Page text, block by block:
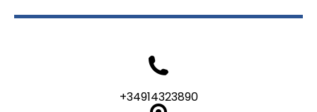
+34914323890